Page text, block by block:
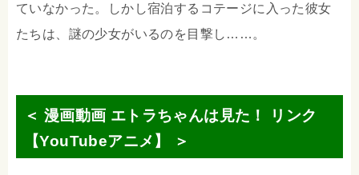
ていなかった。しかし宿泊するコテージに入った彼女
たちは、謎の少女がいるのを目撃し……。
＜ 漫画動画 エトラちゃんは見た！ リンク
【YouTubeアニメ】 ＞